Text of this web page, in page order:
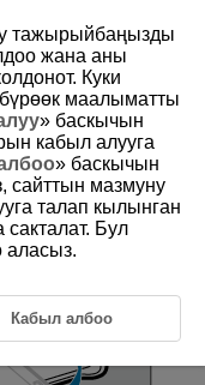
screen.
тажырыйбаңызды
жана аны
Куки
маалыматты
» баскычын
кабыл алууга
» баскычын
сайттын мазмуну
талап кылынган
Бул
аласыз.
Кабыл албоо